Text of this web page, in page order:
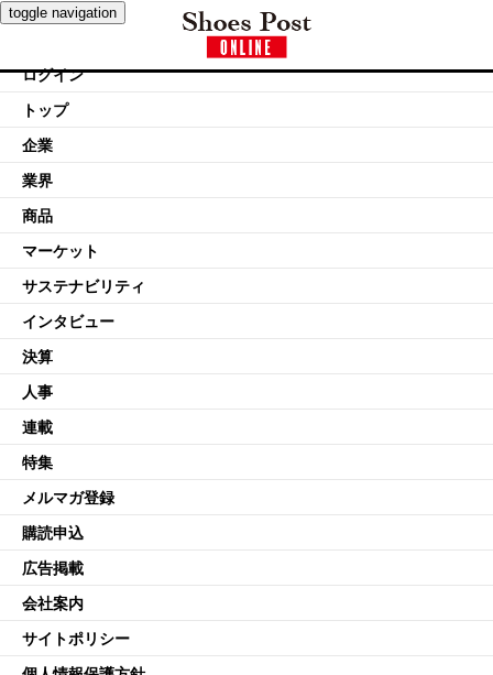
toggle navigation
ログイン
トップ
企業
業界
商品
マーケット
サステナビリティ
インタビュー
決算
人事
連載
特集
メルマガ登録
購読申込
広告掲載
会社案内
サイトポリシー